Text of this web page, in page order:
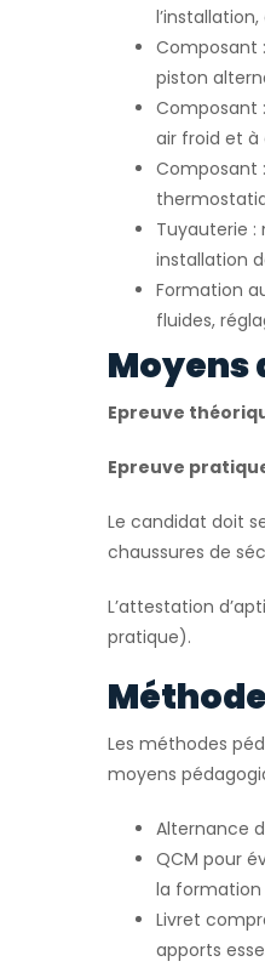
Composant
piston
Composant
air froid et à
Composant
Tuyauterie
installation
Formation
fluides,
Moyens
Epreuve
Epreuve
Le candidat doit
chaussures de
L’attestation
pratique).
Les méthodes
moyens
Alternance
QCM pour
la formation
Livret
apports